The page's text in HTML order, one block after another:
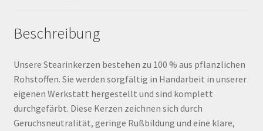
Beschreibung
Unsere Stearinkerzen bestehen zu 100 % aus pflanzlichen
Rohstoffen. Sie werden sorgfältig in Handarbeit in unserer
eigenen Werkstatt hergestellt und sind komplett
durchgefärbt. Diese Kerzen zeichnen sich durch
Geruchsneutralität, geringe Rußbildung und eine klare,